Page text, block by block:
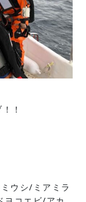
！
ウシ/ミアミラ